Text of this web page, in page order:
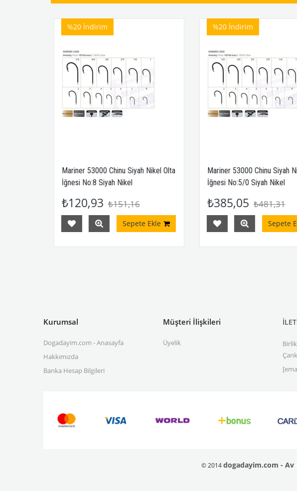
Mariner 53000 Chinu Siyah Nikel Olta
İğnesi No:8 Siyah Nikel
₺120,93 ₺151,16
Sepete Ekle
%20 İndirim
Mariner 53000 Chinu Siyah
İğnesi No:5/0 Siyah Nikel
₺385,05 ₺481,31
Sepete Ekle
%20 İndirim
Kurumsal
Dogadayim.com - Anasayfa
Hakkımızda
Banka Hesap Bilgileri
Müşteri İlişkileri
Üyelik
© 2014dogadayim.com - Av